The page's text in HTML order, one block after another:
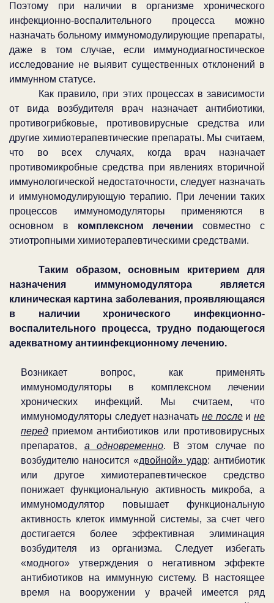
Поэтому при наличии в организме хронического
инфекционно-воспалительного процесса можно
назначать больному иммуномодулирующие препараты,
даже в том случае, если иммунодиагностическое
исследование не выявит существенных отклонений в
иммунном статусе.
Как правило, при этих процессах в зависимости
от вида возбудителя врач назначает антибиотики,
противогрибковые, противовирусные средства или
другие химиотерапевтические препараты. Мы считаем,
что во всех случаях, когда врач назначает
противомикробные средства при явлениях вторичной
иммунологической недостаточности, следует назначать
и иммуномодулирующую терапию. При лечении таких
процессов иммуномодуляторы применяются в
основном в комплексном лечении совместно с
этиотропными химиотерапевтическими средствами.
Таким образом, основным критерием для
назначения иммуномодулятора является
клиническая картина заболевания, проявляющаяся
в наличии хронического инфекционно-
воспалительного процесса, трудно подающегося
адекватному антиинфекционному лечению.
Возникает вопрос, как применять
иммуномодуляторы в комплексном лечении
хронических инфекций. Мы считаем, что
иммуномодуляторы следует назначать не послеине
передприемом антибиотиков или противовирусных
препаратов, а одновременно. В этом случае по
возбудителю наносится «двойной» удар: антибиотик
или другое химиотерапевтическое средство
понижает функциональную активность микроба, а
иммуномодулятор повышает функциональную
активность клеток иммунной системы, за счет чего
достигается более эффективная элиминация
возбудителя из организма. Следует избегать
«модного» утверждения о негативном эффекте
антибиотиков на иммунную систему. В настоящее
время на вооружении у врачей имеется ряд